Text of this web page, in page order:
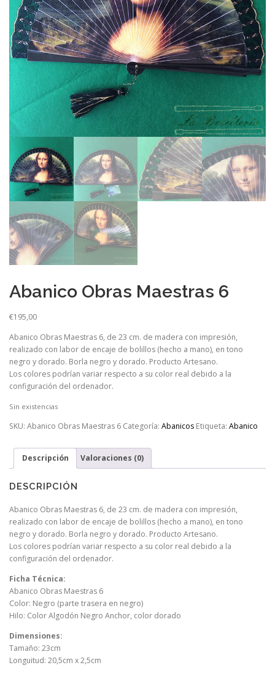
Abanico Obras Maestras 6
€195,00
Abanico Obras Maestras 6, de 23 cm. de madera con impresión,
realizado con labor de encaje de bolillos (hecho a mano), en tono
negro y dorado. Borla negro y dorado. Producto Artesano.
Los colores podrían variar respecto a su color real debido a la
configuración del ordenador.
Sin existencias
SKU: Abanico Obras Maestras 6 Categoría: Abanicos Etiqueta: Abanico
Descripción Valoraciones (0)
DESCRIPCIÓN
Abanico Obras Maestras 6, de 23 cm. de madera con impresión,
realizado con labor de encaje de bolillos (hecho a mano), en tono
negro y dorado. Borla negro y dorado. Producto Artesano.
Los colores podrían variar respecto a su color real debido a la
configuración del ordenador.
Ficha Técnica:
Abanico Obras Maestras 6
Color: Negro (parte trasera en negro)
Hilo: Color Algodón Negro Anchor, color dorado
Dimensiones:
Tamaño: 23cm
Longuitud: 20,5cm x 2,5cm